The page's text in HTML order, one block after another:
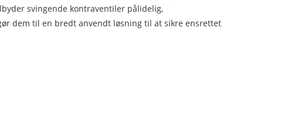
svingende kontraventiler pålidelig,
dem til en bredt anvendt løsning til at sikre ensrettet